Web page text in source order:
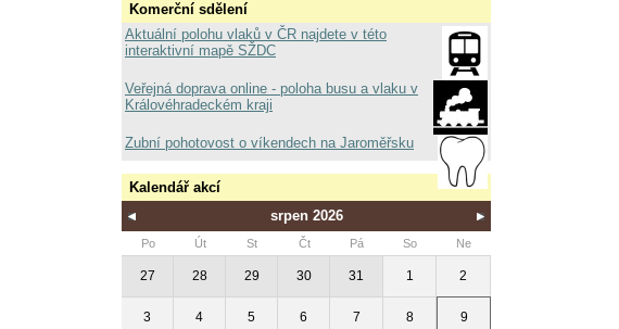
Komerční sdělení
Aktuální polohu vlaků v ČR najdete v této
interaktivní mapě SŽDC
Veřejná doprava online - poloha busu a vlaku v
Královéhradeckém kraji
Zubní pohotovost o víkendech na Jaroměřsku
Kalendář akcí
srpen 2026
Po Út St Čt Pá So Ne
27 28 29 30 31 1 2
3 4 5 6 7 8 9